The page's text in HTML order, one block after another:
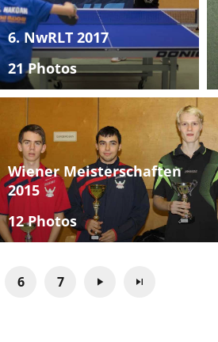
6. NwRLT 2017
21 Photos
Wiener Meisterschaften
2015
12 Photos
6 7